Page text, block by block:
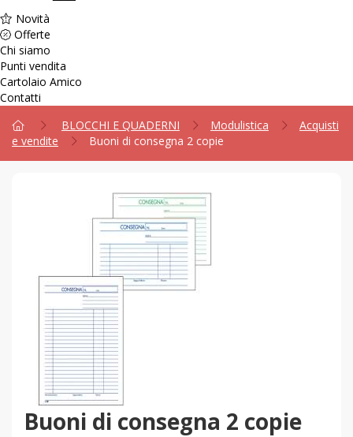
Novità
Offerte
Chi siamo
Punti vendita
Cartolaio Amico
Contatti
BLOCCHI E QUADERNI
Modulistica
Acquisti
e vendite
Buoni di consegna 2 copie
Buoni di consegna 2 copie